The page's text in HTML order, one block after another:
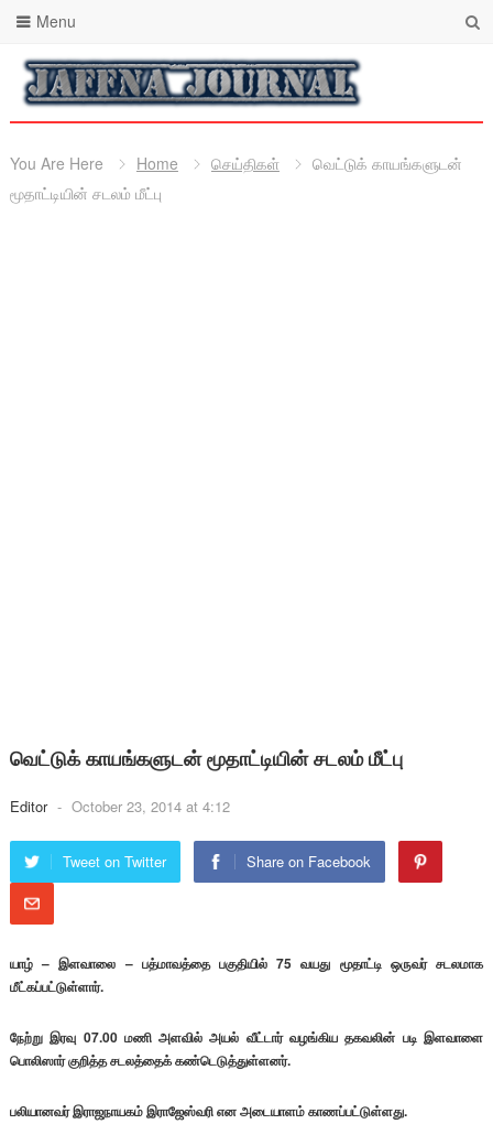
Menu
You Are Here Home செய்திகள்
வெட்டுக் காயங்களுடன்
மூதாட்டியின் சடலம் மீட்பு
வெட்டுக் காயங்களுடன் மூதாட்டியின் சடலம் மீட்பு
Editor - October 23, 2014 at 4:12
Tweet on Twitter Share on Facebook
யாழ் – இளவாலை – பத்மாவத்தை பகுதியில் 75 வயது மூதாட்டி ஒருவர் சடலமாக
மீட்கப்பட்டுள்ளார்.
நேற்று இரவு 07.00 மணி அளவில் அயல் வீட்டார் வழங்கிய தகவலின் படி இளவாளை
பொலிஸார் குறித்த சடலத்தைக் கண்டெடுத்துள்ளனர்.
பலியானவர் இராஜநாயகம் இராஜேஸ்வரி என அடையாளம் காணப்பட்டுள்ளது.